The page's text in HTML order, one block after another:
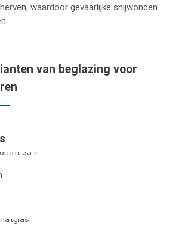
waardoor gevaarlijke snijwonden
van beglazing voor